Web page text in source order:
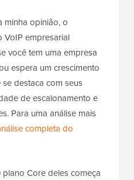
minha opinião, o
VoIP empresarial
você tem uma empresa
espera um crescimento
destaca com seus
de escalonamento e
Para uma análise mais
completa do
plano Core deles começa